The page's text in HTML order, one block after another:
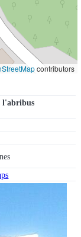
l'abribus
contributors